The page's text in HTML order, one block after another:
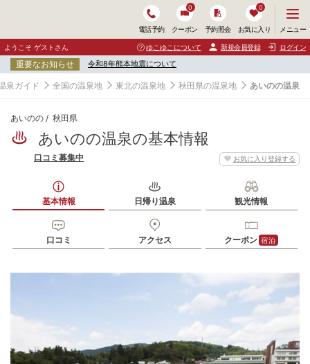
電話予約 クーポン
0
予約照会 お気に入り
0
ニ
ュ
ー
開
く
メニュー
ようこそ ゲストさん ゆこゆこについて 新規会員登録 ログイン
重要なお知らせ 令和8年熊本地震について
泉ガイド 全国の温泉地 東北の温泉地 秋田県の温泉地 あいのの温泉
あいのの 秋田県
あいのの温泉の基本情報
お気に入り登録する
口コミ募集中
基本情報 日帰り温泉 観光情報
口コミ アクセス クーポン 宿泊